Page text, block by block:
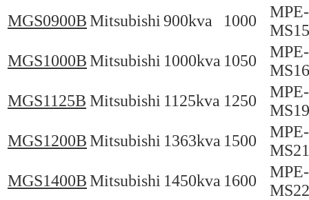
MGS0900BMitsubishi 900kva 1000
MPE-
MGS1000BMitsubishi 1000kva 1050
MPE-
MGS1125B Mitsubishi 1125kva 1250
MPE-
MGS1200BMitsubishi 1363kva 1500
MPE-
MGS1400BMitsubishi 1450kva 1600
MPE-